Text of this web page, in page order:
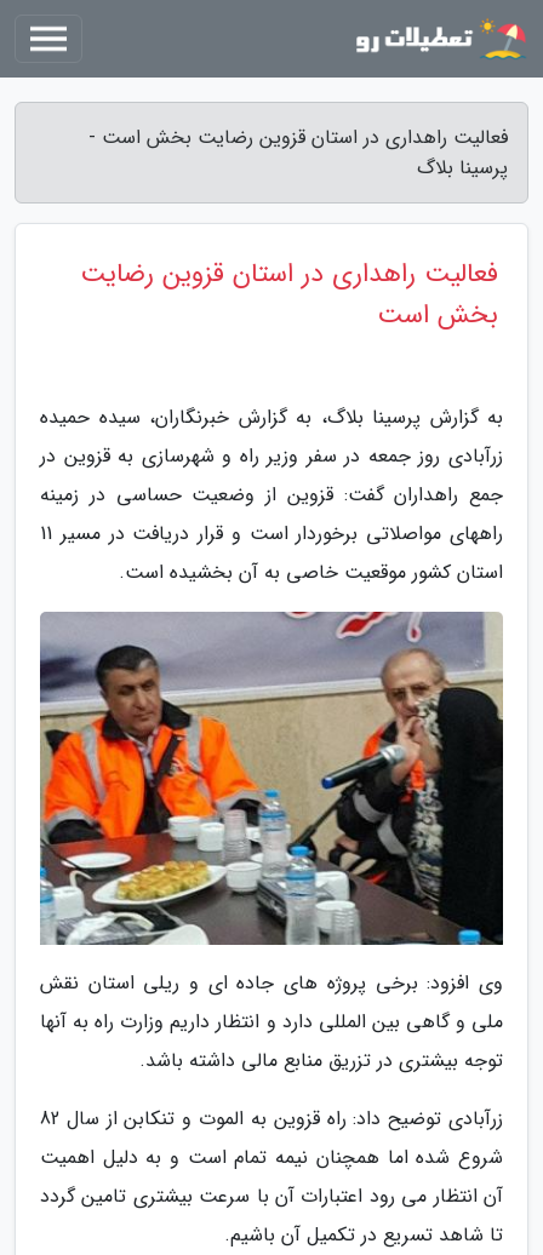
فعالیت راهداری در استان قزوین رضایت بخش است -
پرسینا بلاگ
فعالیت راهداری در استان قزوین رضایت
بخش است
به گزارش پرسینا بلاگ، به گزارش خبرنگاران، سیده حمیده
زرآبادی روز جمعه در سفر وزیر راه و شهرسازی به قزوین در
جمع راهداران گفت: قزوین از وضعیت حساسی در زمینه
راههای مواصلاتی برخوردار است و قرار دریافت در مسیر 11
استان کشور موقعیت خاصی به آن بخشیده است.
وی افزود: برخی پروژه های جاده ای و ریلی استان نقش
ملی و گاهی بین المللی دارد و انتظار داریم وزارت راه به آنها
توجه بیشتری در تزریق منابع مالی داشته باشد.
زرآبادی توضیح داد: راه قزوین به الموت و تنکابن از سال 82
شروع شده اما همچنان نیمه تمام است و به دلیل اهمیت
آن انتظار می رود اعتبارات آن با سرعت بیشتری تامین گردد
تا شاهد تسریع در تکمیل آن باشیم.